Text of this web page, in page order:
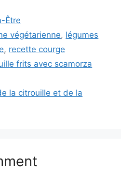
Être
végétarienne, légumes
, recette courge
frits avec scamorza
la citrouille et de la